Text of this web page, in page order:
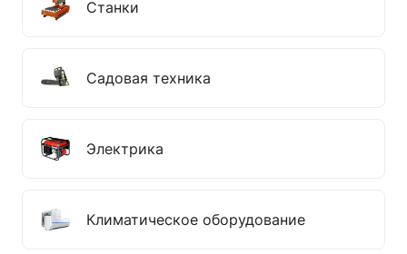
Станки
Садовая техника
Электрика
Климатическое оборудование